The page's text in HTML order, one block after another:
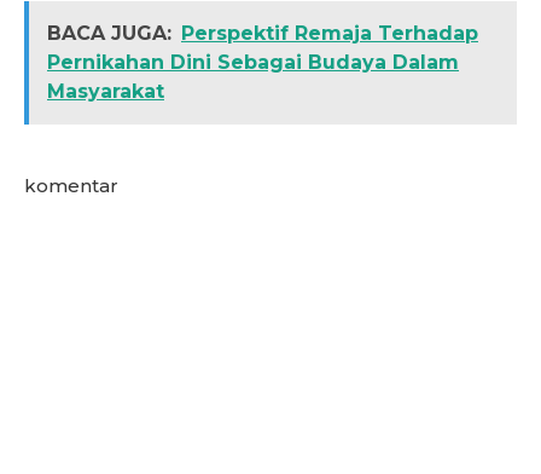
BACA JUGA: Perspektif Remaja Terhadap
Pernikahan Dini Sebagai Budaya Dalam
Masyarakat
komentar